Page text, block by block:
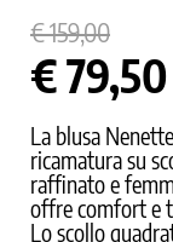
€ 159,00
€ 79,50
La blusa
ricamatura su
raffinato e
offre comfort e
Lo scollo